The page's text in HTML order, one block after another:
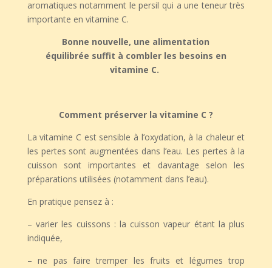
aromatiques notamment le persil qui a une teneur très
importante en vitamine C.
Bonne nouvelle, une alimentation
équilibrée suffit à combler les besoins en
vitamine C.
Comment préserver la vitamine C ?
La vitamine C est sensible à l’oxydation, à la chaleur et
les pertes sont augmentées dans l’eau. Les pertes à la
cuisson sont importantes et davantage selon les
préparations utilisées (notamment dans l’eau).
En pratique pensez à :
– varier les cuissons : la cuisson vapeur étant la plus
indiquée,
– ne pas faire tremper les fruits et légumes trop